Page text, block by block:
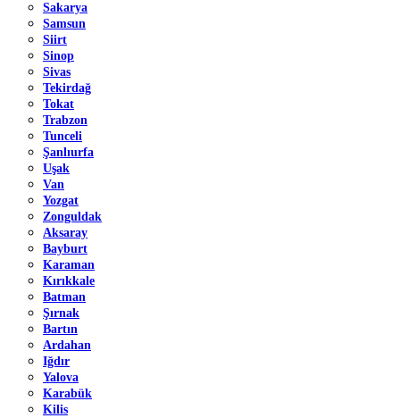
Sakarya
Samsun
Siirt
Sinop
Sivas
Tekirdağ
Tokat
Trabzon
Tunceli
Şanlıurfa
Uşak
Van
Yozgat
Zonguldak
Aksaray
Bayburt
Karaman
Kırıkkale
Batman
Şırnak
Bartın
Ardahan
Iğdır
Yalova
Karabük
Kilis